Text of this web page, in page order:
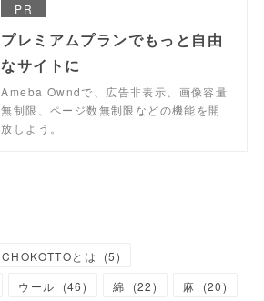
PR
プレミアムプランでもっと自由
なサイトに
Ameba Owndで、広告非表示、画像容量
無制限、ページ数無制限などの機能を開
放しよう。
CHOKOTTOとは (5)
ウール (46) 綿 (22) 麻 (20)